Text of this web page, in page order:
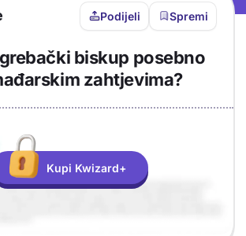
Podijeli Spremi
biskup posebno
zahtjevima?
Kupi Kwizard+